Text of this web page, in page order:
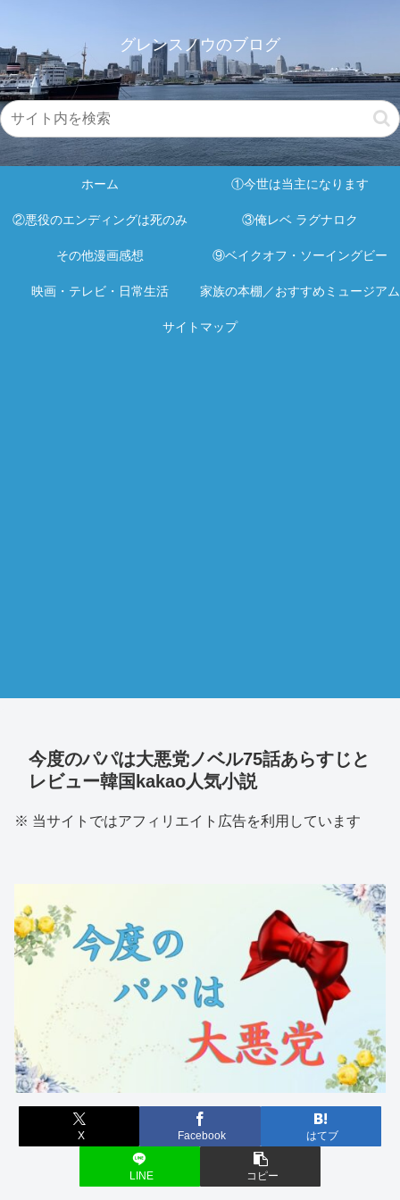
グレンスノウのブログ
ホーム ①今世は当主になります
②悪役のエンディングは死のみ ③俺レベ ラグナロク
その他漫画感想 ⑨ベイクオフ・ソーイングビー
映画・テレビ・日常生活 家族の本棚／おすすめミュージアム
サイトマップ
今度のパパは大悪党ノベル75話あらすじと
レビュー韓国kakao人気小説
※ 当サイトではアフィリエイト広告を利用しています
X Facebook はてブ
LINE コピー